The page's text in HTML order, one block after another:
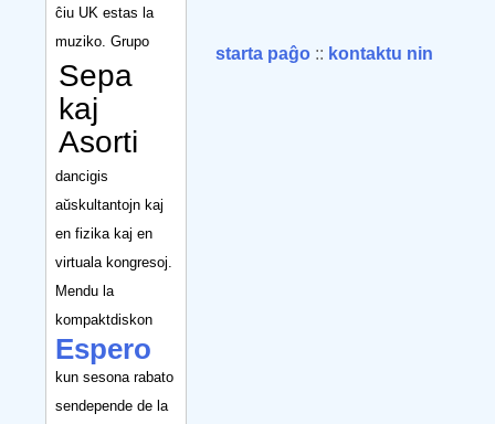
ĉiu UK estas la
muziko. Grupo
Sepa
kaj
Asorti
dancigis
aŭskultantojn kaj
en fizika kaj en
virtuala kongresoj.
Mendu la
kompaktdiskon
Espero
kun sesona rabato
sendepende de la
starta paĝo :: kontaktu nin